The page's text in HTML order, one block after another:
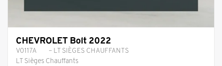
CHEVROLET Bolt 2022
V0117A
– LT SIÈGES CHAUFFANTS
LT Sièges Chauffants